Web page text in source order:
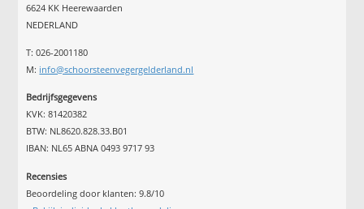
6624 KK Heerewaarden
NEDERLAND
T: 026-2001180
M: info@schoorsteenvegergelderland.nl
Bedrijfsgegevens
KVK: 81420382
BTW: NL8620.828.33.B01
IBAN: NL65 ABNA 0493 9717 93
Recensies
Beoordeling door klanten:9.8/10